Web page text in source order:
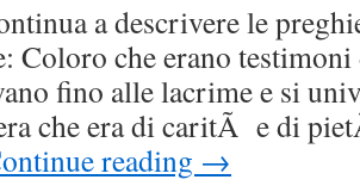
a descrivere le
Coloro che erano testimoni
fino alle lacrime e si
che era di caritÃ e di
reading →